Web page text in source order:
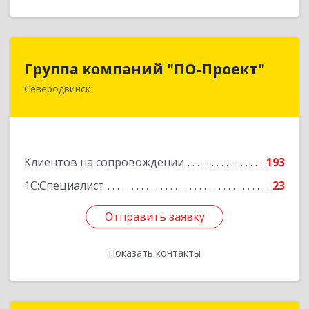
Группа компаний "ПО-Проект"
Северодвинск
Клиентов на сопровождении
193
1С:Специалист
23
Отправить заявку
Показать контакты
Группа компаний "ПО-Проект"
164500, Архангельская обл, Северодвинск г,
Отправить заявку
Назад